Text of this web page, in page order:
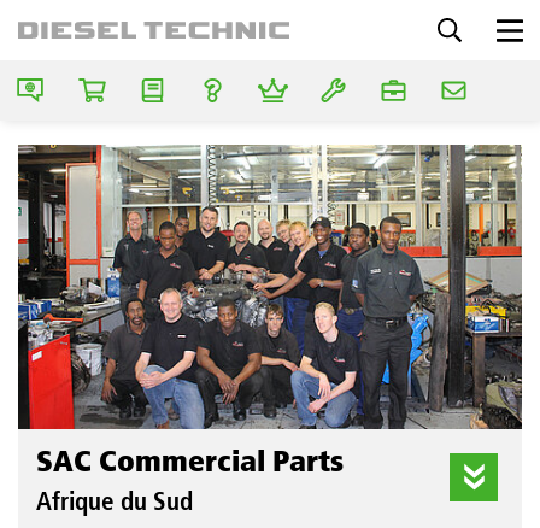
SAC Commercial Parts
Afrique du Sud